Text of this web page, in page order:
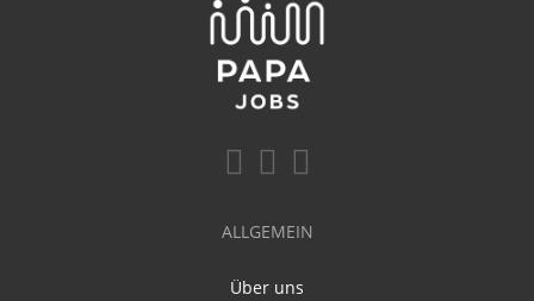
ALLGEMEIN
Über uns